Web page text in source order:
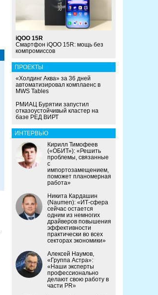
iQOO 15R
Смартфон iQOO 15R: мощь без
компромиссов
ПРОЕКТЫ
«Холдинг Аква» за 36 дней
автоматизировал комплаенс в
MWS Tables
РМИАЦ Бурятии запустил
отказоустойчивый кластер на
базе РЕД ВИРТ
ИНТЕРВЬЮ
Кирилл Тимофеев
(«ОБИТ»): «Решить
проблемы, связанные
с
импортозамещением,
поможет планомерная
работа»
Никита Кардашин
(Naumen): «ИТ-сфера
сейчас остается
одним из немногих
драйверов повышения
эффективности
практически во всех
секторах экономики»
Алексей Наумов,
«Группа Астра»:
«Наши эксперты
профессионально
делают свою работу в
части PR»